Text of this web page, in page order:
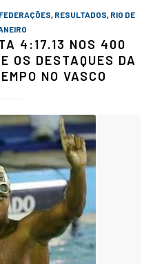
FEDERAÇÕES RESULTADOS RIO DE
4:17.13 NOS 400
OS DESTAQUES DA
NO VASCO